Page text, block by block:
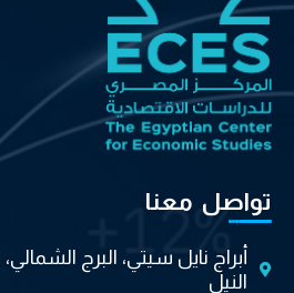
تواصل معنا
أبراج نايل سيتي، البرج
النيل